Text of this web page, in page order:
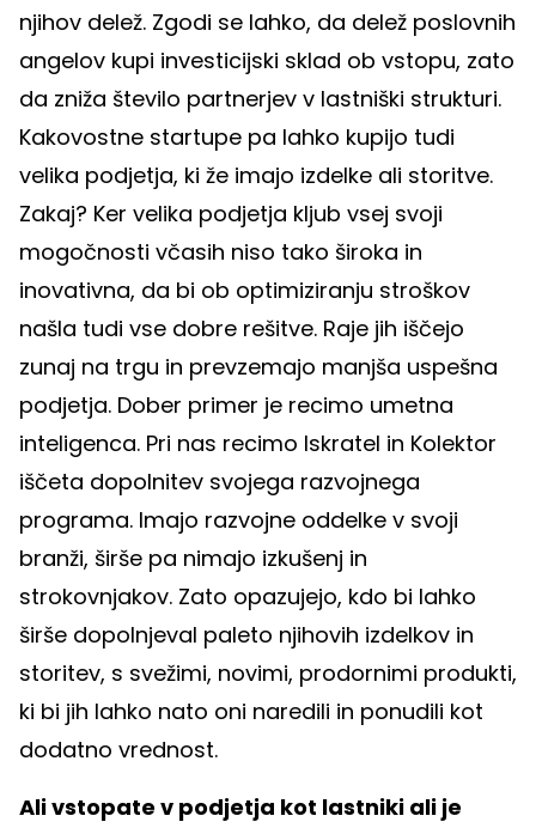
njihov delež. Zgodi se lahko, da delež poslovnih
angelov kupi investicijski sklad ob vstopu, zato
da zniža število partnerjev v lastniški strukturi.
Kakovostne startupe pa lahko kupijo tudi
velika podjetja, ki že imajo izdelke ali storitve.
Zakaj? Ker velika podjetja kljub vsej svoji
mogočnosti včasih niso tako široka in
inovativna, da bi ob optimiziranju stroškov
našla tudi vse dobre rešitve. Raje jih iščejo
zunaj na trgu in prevzemajo manjša uspešna
podjetja. Dober primer je recimo umetna
inteligenca. Pri nas recimo Iskratel in Kolektor
iščeta dopolnitev svojega razvojnega
programa. Imajo razvojne oddelke v svoji
branži, širše pa nimajo izkušenj in
strokovnjakov. Zato opazujejo, kdo bi lahko
širše dopolnjeval paleto njihovih izdelkov in
storitev, s svežimi, novimi, prodornimi produkti,
ki bi jih lahko nato oni naredili in ponudili kot
dodatno vrednost.
Ali vstopate v podjetja kot lastniki ali je